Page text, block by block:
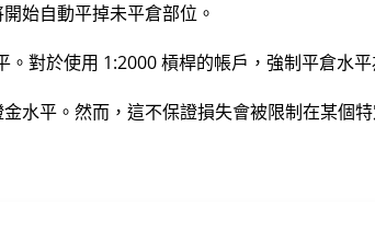
始自動平掉未平倉部位。
對於使用 1:2000 槓桿的帳戶，強制平倉水
水平。然而，這不保證損失會被限制在某個